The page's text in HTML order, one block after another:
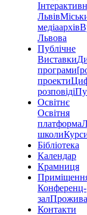
Львів
медіаархів
Львова
Публічне
Виставки
програми
проекти
розповіді
Освітнє
Освітня
платформа
школи
Бібліотека
Календар
Крамниця
Конференц-
зал
Контакти